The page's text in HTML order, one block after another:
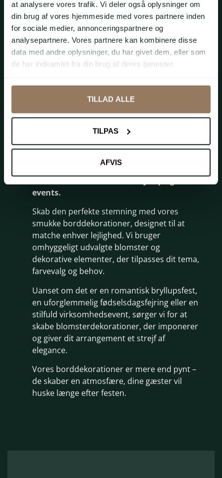
at analysere vores trafik. Vi deler også oplysninger om
din brug af vores hjemmeside med vores partnere inden
for sociale medier, annonceringspartnere og
analysepartnere. Vores partnere kan kombinere disse
data med andre oplysninger, du har givet dem, eller som
de har indsamlet fra din brug af deres tjenester.
TILLAD ALLE
TILPAS
AFVIS
Borddeko­rationer
events.
Skab den perfekte stemning med vores
smukke borddekorationer, designet til at
matche enhver lejlighed. Vi bruger
omhyggeligt udvalgte blomster og
dekorative elementer, der tilpasses dit tema,
farvevalg og behov.
Uanset om det er en romantisk bryllupsfest,
en uforglemmelig fødselsdagsfejring eller en
stilfuld virksomhedsevent, sørger vi for at
skabe blomsterdekorationer, der imponerer
og giver dit arrangement et strejf af
elegance.
Vores borddekorationer er mere end pynt –
de skaber en atmosfære, dine gæster vil
huske længe efter festen.